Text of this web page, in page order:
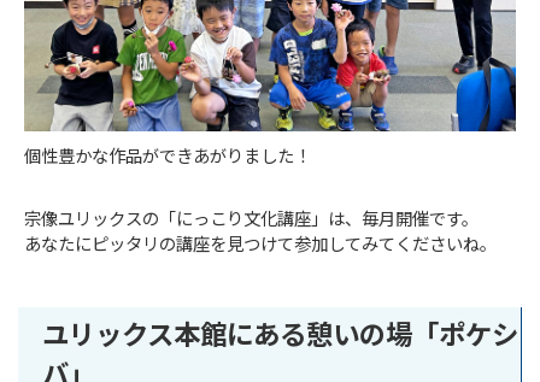
個性豊かな作品ができあがりました！
宗像ユリックスの「にっこり文化講座」は、毎月開催です。
あなたにピッタリの講座を見つけて参加してみてくださいね。
ユリックス本館にある憩いの場「ポケシ
バ」